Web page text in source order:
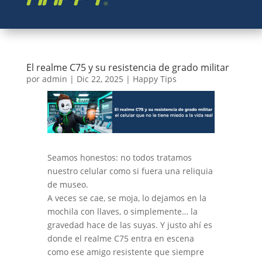
El realme C75 y su resistencia de grado militar
por admin | Dic 22, 2025 | Happy Tips
Seamos honestos: no todos tratamos
nuestro celular como si fuera una reliquia
de museo.
A veces se cae, se moja, lo dejamos en la
mochila con llaves, o simplemente… la
gravedad hace de las suyas. Y justo ahí es
donde el realme C75 entra en escena
como ese amigo resistente que siempre